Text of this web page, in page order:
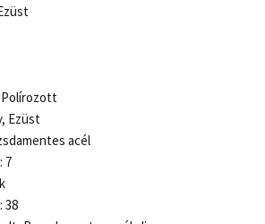
Ezüst
acél
7
38